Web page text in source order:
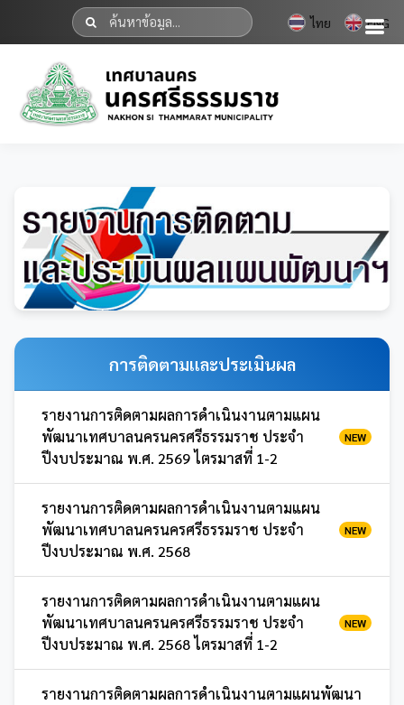
ไทย ENG
การติดตามและประเมินผล
รายงานการติดตามผลการดำเนินงานตามแผน
พัฒนาเทศบาลนครนครศรีธรรมราช ประจำ
ปีงบประมาณ พ.ศ. 2569 ไตรมาสที่ 1-2
NEW
รายงานการติดตามผลการดำเนินงานตามแผน
พัฒนาเทศบาลนครนครศรีธรรมราช ประจำ
ปีงบประมาณ พ.ศ. 2568
NEW
รายงานการติดตามผลการดำเนินงานตามแผน
พัฒนาเทศบาลนครนครศรีธรรมราช ประจำ
ปีงบประมาณ พ.ศ. 2568 ไตรมาสที่ 1-2
NEW
รายงานการติดตามผลการดำเนินงานตามแผนพัฒนา